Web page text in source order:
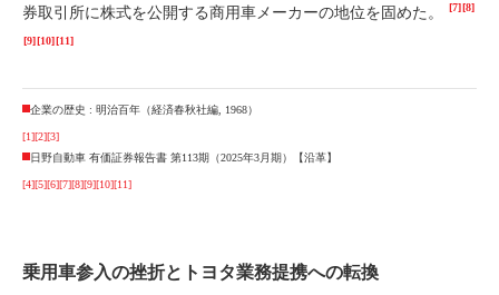
券取引所に株式を公開する商用車メーカーの地位を固めた。
[7][8]
[9][10][11]
企業の歴史 : 明治百年（経済春秋社編, 1968）
[1][2][3]
日野自動車 有価証券報告書 第113期（2025年3月期）【沿革】
[4][5][6][7][8][9][10][11]
乗用車参入の挫折とトヨタ業務提携への転換